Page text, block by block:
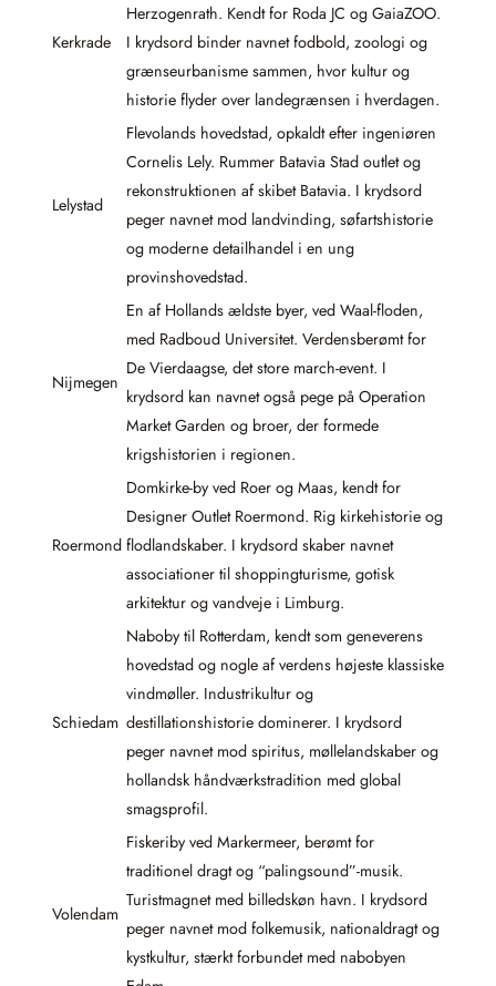
Kerkrade
Herzogenrath. Kendt for Roda JC og GaiaZOO.
I krydsord binder navnet fodbold, zoologi og
grænseurbanisme sammen, hvor kultur og
historie flyder over landegrænsen i hverdagen.
Lelystad
Flevolands hovedstad, opkaldt efter ingeniøren
Cornelis Lely. Rummer Batavia Stad outlet og
rekonstruktionen af skibet Batavia. I krydsord
peger navnet mod landvinding, søfartshistorie
og moderne detailhandel i en ung
provinshovedstad.
Nijmegen
En af Hollands ældste byer, ved Waal-floden,
med Radboud Universitet. Verdensberømt for
De Vierdaagse, det store march-event. I
krydsord kan navnet også pege på Operation
Market Garden og broer, der formede
krigshistorien i regionen.
Roermond
Domkirke-by ved Roer og Maas, kendt for
Designer Outlet Roermond. Rig kirkehistorie og
flodlandskaber. I krydsord skaber navnet
associationer til shoppingturisme, gotisk
arkitektur og vandveje i Limburg.
Schiedam
Naboby til Rotterdam, kendt som geneverens
hovedstad og nogle af verdens højeste klassiske
vindmøller. Industrikultur og
destillationshistorie dominerer. I krydsord
peger navnet mod spiritus, møllelandskaber og
hollandsk håndværkstradition med global
smagsprofil.
Volendam
Fiskeriby ved Markermeer, berømt for
traditionel dragt og “palingsound”-musik.
Turistmagnet med billedskøn havn. I krydsord
peger navnet mod folkemusik, nationaldragt og
kystkultur, stærkt forbundet med nabobyen